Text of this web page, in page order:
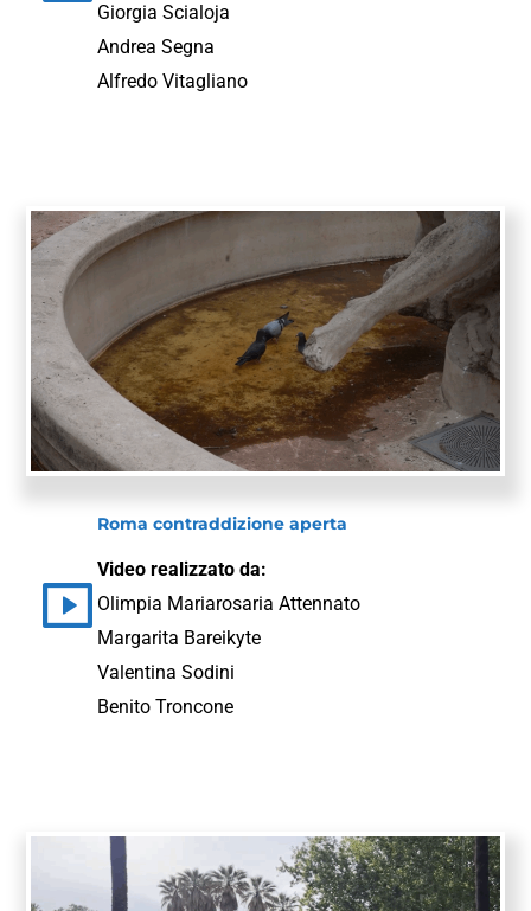
Giorgia Scialoja
Andrea Segna
Alfredo Vitagliano
Roma contraddizione aperta
Video realizzato da:
Olimpia Mariarosaria Attennato
Margarita Bareikyte
Valentina Sodini
Benito Troncone